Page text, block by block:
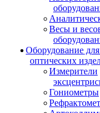
Весы и
Оборудование
оптических
Измерители
Гониометры